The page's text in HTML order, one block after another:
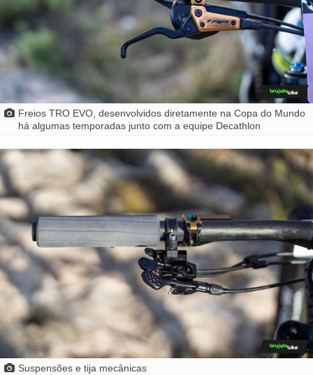
Freios TRO EVO, desenvolvidos diretamente na Copa do Mundo
há algumas temporadas junto com a equipe Decathlon
Suspensões e tija mecânicas